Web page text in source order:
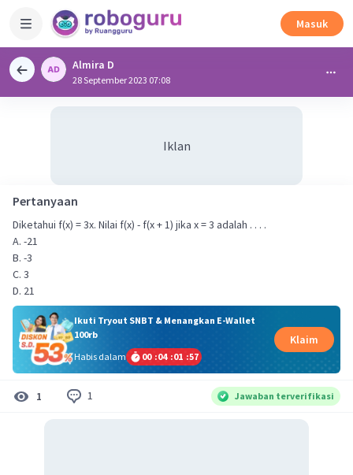
Masuk
Almira D
28 September 2023 07:08
Iklan
Pertanyaan
Diketahui f(x) = 3x. Nilai f(x) - f(x + 1) jika x = 3 adalah . . . .
A. -21
B. -3
C. 3
D. 21
Ikuti Tryout SNBT & Menangkan E-Wallet
100rb
Habis dalam
00 :04 :01 :57
Klaim
1 1 Jawaban terverifikasi